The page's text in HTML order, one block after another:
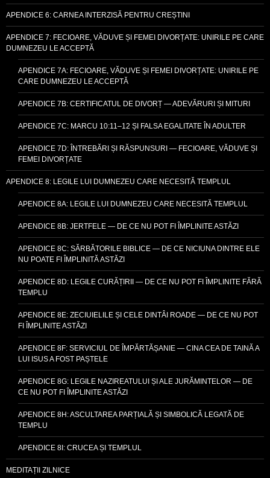
APENDICE 6: CARNEA INTERZISĂ PENTRU CREȘTINI
APENDICE 7: FECIOARE, VĂDUVE ȘI FEMEI DIVORȚATE: UNIRILE PE CARE
DUMNEZEU LE ACCEPTĂ
APENDICE 7A: FECIOARE, VĂDUVE ȘI FEMEI DIVORȚATE: UNIRILE PE
CARE DUMNEZEU LE ACCEPTĂ
APENDICE 7B: CERTIFICATUL DE DIVORȚ — ADEVĂRURI ȘI MITURI
APENDICE 7C: MARCU 10:11–12 ȘI FALSA EGALITATE ÎN ADULTER
APENDICE 7D: ÎNTREBĂRI ȘI RĂSPUNSURI — FECIOARE, VĂDUVE ȘI
FEMEI DIVORȚATE
APENDICE 8: LEGILE LUI DUMNEZEU CARE NECESITĂ TEMPLUL
APENDICE 8A: LEGILE LUI DUMNEZEU CARE NECESITĂ TEMPLUL
APENDICE 8B: JERTFELE — DE CE NU POT FI ÎMPLINITE ASTĂZI
APENDICE 8C: SĂRBĂTORILE BIBLICE — DE CE NICIUNA DINTRE ELE
NU POATE FI ÎMPLINITĂ ASTĂZI
APENDICE 8D: LEGILE CURĂȚIRII — DE CE NU POT FI ÎMPLINITE FĂRĂ
TEMPLU
APENDICE 8E: ZECIUIELILE ȘI CELE DINTÂI ROADE — DE CE NU POT
FI ÎMPLINITE ASTĂZI
APENDICE 8F: SERVICIUL DE ÎMPĂRTĂȘANIE — CINA CEA DE TAINĂ A
LUI ISUS A FOST PAȘTELE
APENDICE 8G: LEGILE NAZIREATULUI ȘI ALE JURĂMINTELOR — DE
CE NU POT FI ÎMPLINITE ASTĂZI
APENDICE 8H: ASCULTAREA PARȚIALĂ ȘI SIMBOLICĂ LEGATĂ DE
TEMPLU
APENDICE 8I: CRUCEA ȘI TEMPLUL
MEDITAȚII ZILNICE